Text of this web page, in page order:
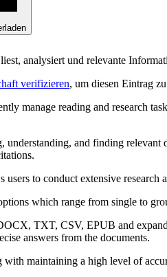
analysiert und relevante
verifizieren, um diesen Eintrag
manage reading and research
and finding
to conduct extensive
which range from single to
TXT, CSV, EPUB and
answers from the documents.
maintaining a high level of